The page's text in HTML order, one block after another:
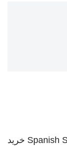
Spanish خرید